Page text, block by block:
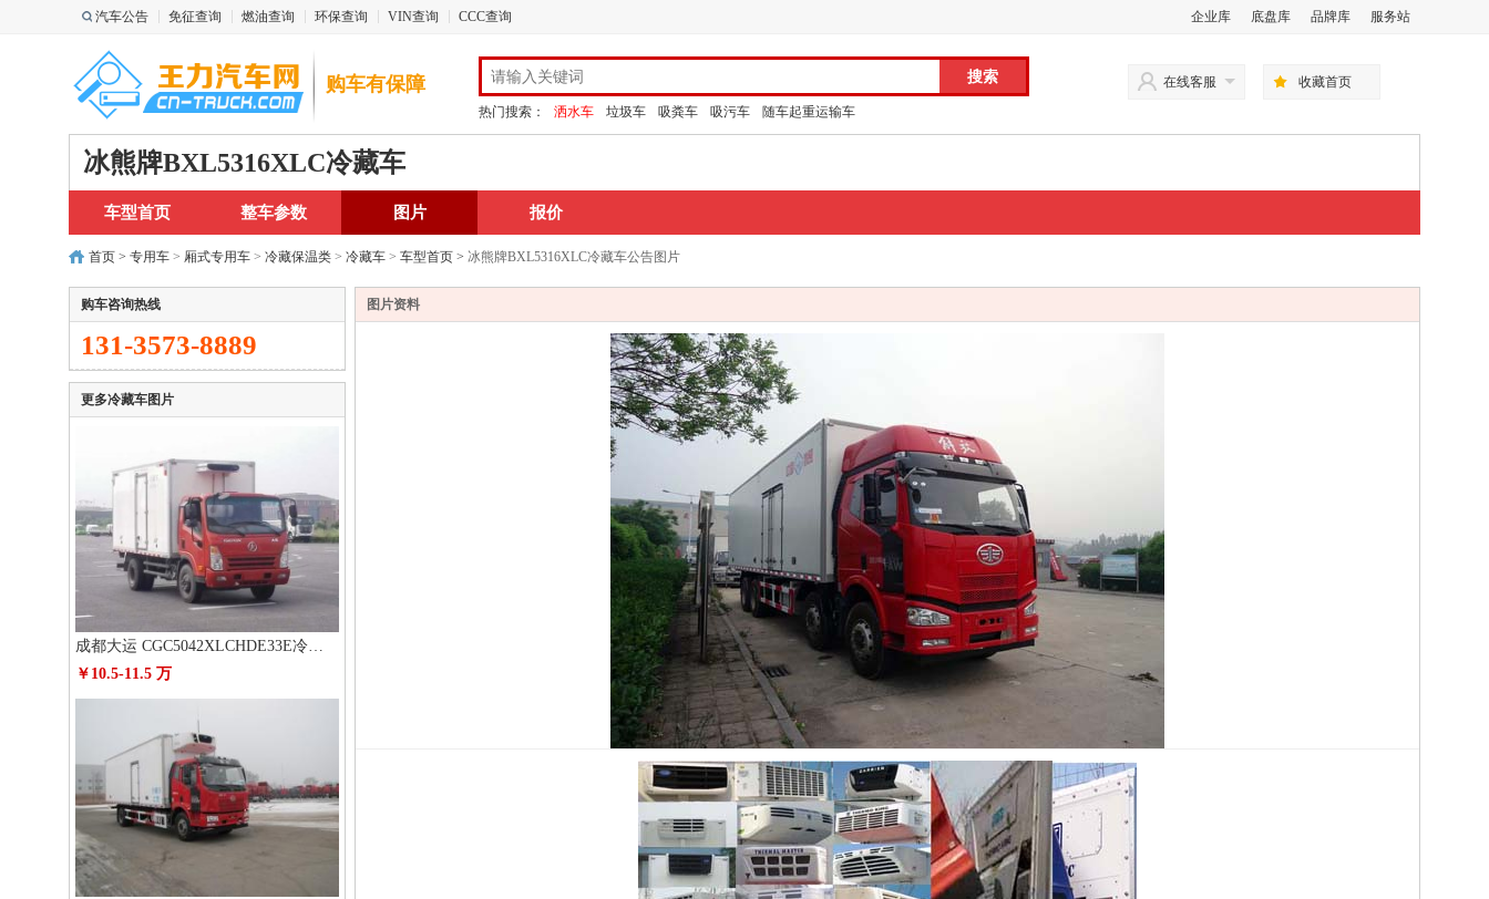
汽车公告 免征查询 燃油查询 环保查询 VIN查询 CCC查询 企业库 底盘库 品牌库 服务站
购车有保障
热门搜索： 洒水车 垃圾车 吸粪车 吸污车 随车起重运输车
在线客服 收藏首页
冰熊牌BXL5316XLC冷藏车
车型首页 整车参数 图片 报价
首页 > 专用车 > 厢式专用车 > 冷藏保温类 > 冷藏车 > 车型首页 > 冰熊牌BXL5316XLC冷藏车公告图片
购车咨询热线
131-3573-8889
更多冷藏车图片
成都大运 CGC5042XLCHDE33E冷藏车
￥10.5-11.5 万
图片资料